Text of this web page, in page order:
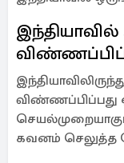
இந்தியாவில்
விண்ணப்பிப்பது
கவனம் செலுத்த